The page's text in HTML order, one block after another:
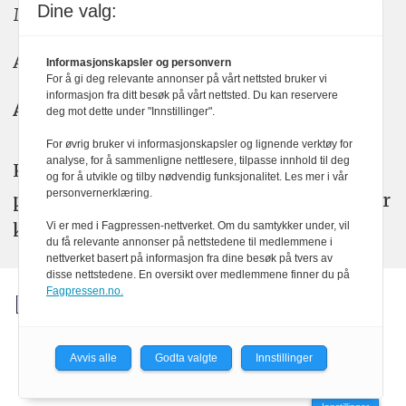
Meninger: meninger@kom24.no
Annonse: annonse@watchmedia.no
Abonnement:kom24@watchmedia.no
KOM24 arbeider etter Vær Varsom-
plakatens regler for god presseskikk. Her
kan du lese mer omPFUsarbeid.
Dine valg:
Informasjonskapsler og personvern
For å gi deg relevante annonser på vårt nettsted bruker vi
informasjon fra ditt besøk på vårt nettsted. Du kan reservere
deg mot dette under "Innstillinger".
For øvrig bruker vi informasjonskapsler og lignende verktøy for
analyse, for å sammenligne nettlesere, tilpasse innhold til deg
og for å utvikle og tilby nødvendig funksjonalitet. Les mer i vår
personvernerklæring.
Vi er med i Fagpressen-nettverket. Om du samtykker under, vil
du få relevante annonser på nettstedene til medlemmene i
nettverket basert på informasjon fra dine besøk på tvers av
disse nettstedene. En oversikt over medlemmene finner du på
Fagpressen.no.
Avvis alle Godta valgte Innstillinger